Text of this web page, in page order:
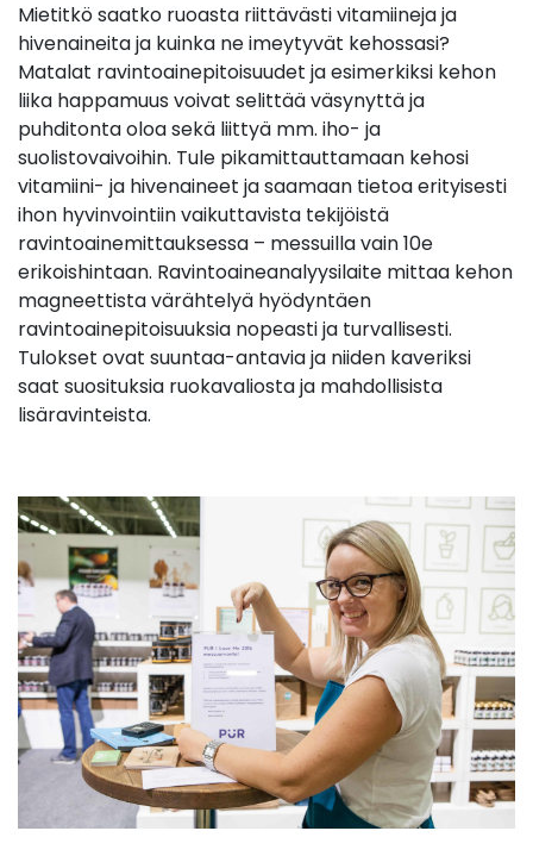
Mietitkö saatko ruoasta riittävästi vitamiineja ja
hivenaineita ja kuinka ne imeytyvät kehossasi?
Matalat ravintoainepitoisuudet ja esimerkiksi kehon
liika happamuus voivat selittää väsynyttä ja
puhditonta oloa sekä liittyä mm. iho- ja
suolistovaivoihin. Tule pikamittauttamaan kehosi
vitamiini- ja hivenaineet ja saamaan tietoa erityisesti
ihon hyvinvointiin vaikuttavista tekijöistä
ravintoainemittauksessa – messuilla vain 10e
erikoishintaan. Ravintoaineanalyysilaite mittaa kehon
magneettista värähtelyä hyödyntäen
ravintoainepitoisuuksia nopeasti ja turvallisesti.
Tulokset ovat suuntaa-antavia ja niiden kaveriksi
saat suosituksia ruokavaliosta ja mahdollisista
lisäravinteista.